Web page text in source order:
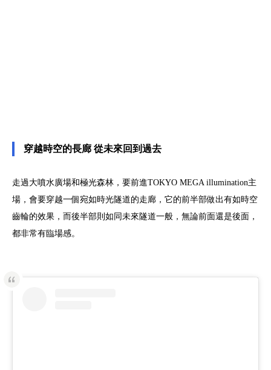
穿越時空的長廊 從未來回到過去
走過大噴水廣場和極光森林，要前進TOKYO MEGA illumination主
場，會要穿越一個宛如時光隧道的走廊，它的前半部做出有如時空
齒輪的效果，而後半部則如同未來隧道一般，無論前面還是後面，
都非常有臨場感。